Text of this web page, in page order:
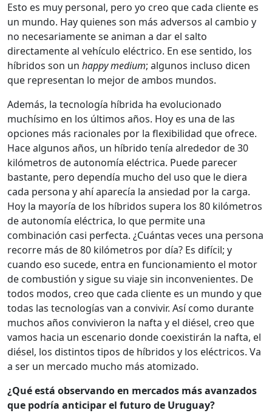
Esto es muy personal, pero yo creo que cada cliente es
un mundo. Hay quienes son más adversos al cambio y
no necesariamente se animan a dar el salto
directamente al vehículo eléctrico. En ese sentido, los
híbridos son un happy medium; algunos incluso dicen
que representan lo mejor de ambos mundos.
Además, la tecnología híbrida ha evolucionado
muchísimo en los últimos años. Hoy es una de las
opciones más racionales por la flexibilidad que ofrece.
Hace algunos años, un híbrido tenía alrededor de 30
kilómetros de autonomía eléctrica. Puede parecer
bastante, pero dependía mucho del uso que le diera
cada persona y ahí aparecía la ansiedad por la carga.
Hoy la mayoría de los híbridos supera los 80 kilómetros
de autonomía eléctrica, lo que permite una
combinación casi perfecta. ¿Cuántas veces una persona
recorre más de 80 kilómetros por día? Es difícil; y
cuando eso sucede, entra en funcionamiento el motor
de combustión y sigue su viaje sin inconvenientes. De
todos modos, creo que cada cliente es un mundo y que
todas las tecnologías van a convivir. Así como durante
muchos años convivieron la nafta y el diésel, creo que
vamos hacia un escenario donde coexistirán la nafta, el
diésel, los distintos tipos de híbridos y los eléctricos. Va
a ser un mercado mucho más atomizado.
¿Qué está observando en mercados más avanzados
que podría anticipar el futuro de Uruguay?